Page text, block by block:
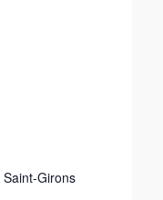
Saint-Girons